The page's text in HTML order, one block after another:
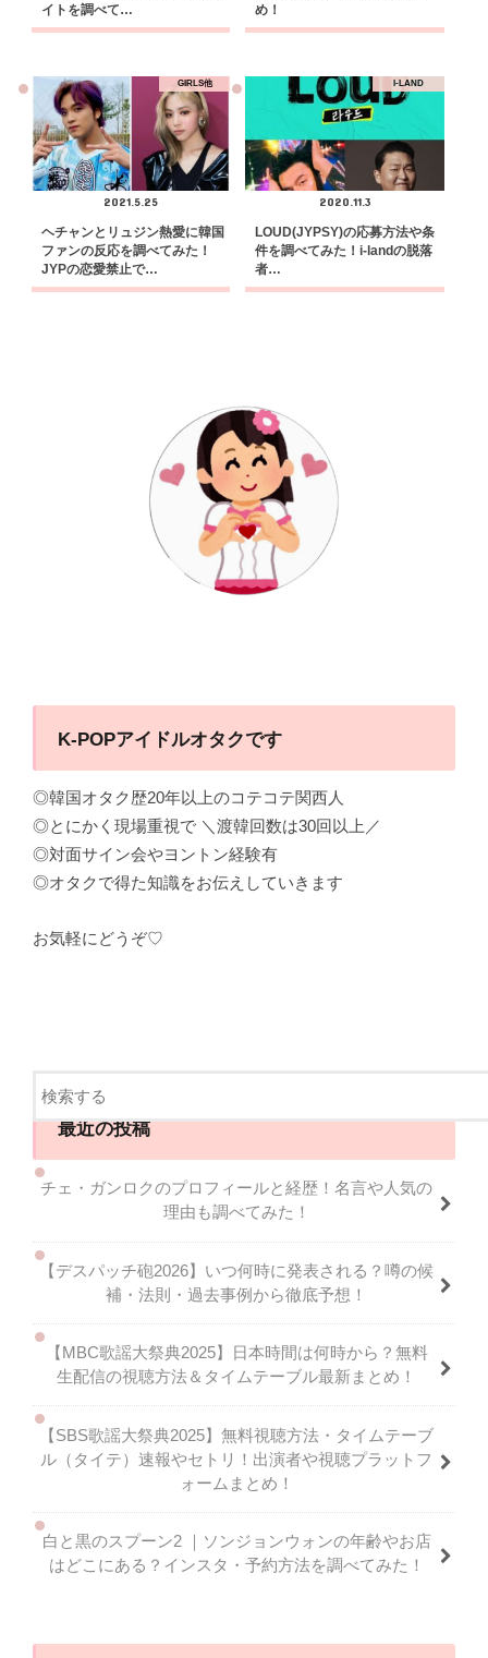
イトを調べて…
め！
GIRLS他
2021.5.25
ヘチャンとリュジン熱愛に韓国
ファンの反応を調べてみた！
JYPの恋愛禁止で…
I-LAND
2020.11.3
LOUD(JYPSY)の応募方法や条
件を調べてみた！i-landの脱落
者…
K-POPアイドルオタクです
◎韓国オタク歴20年以上のコテコテ関西人
◎とにかく現場重視で ＼渡韓回数は30回以上／
◎対面サイン会やヨントン経験有
◎オタクで得た知識をお伝えしていきます
お気軽にどうぞ♡
最近の投稿
チェ・ガンロクのプロフィールと経歴！名言や人気の
理由も調べてみた！
【デスパッチ砲2026】いつ何時に発表される？噂の候
補・法則・過去事例から徹底予想！
【MBC歌謡大祭典2025】日本時間は何時から？無料
生配信の視聴方法＆タイムテーブル最新まとめ！
【SBS歌謡大祭典2025】無料視聴方法・タイムテーブ
ル（タイテ）速報やセトリ！出演者や視聴プラットフ
ォームまとめ！
白と黒のスプーン2 ｜ソンジョンウォンの年齢やお店
はどこにある？インスタ・予約方法を調べてみた！